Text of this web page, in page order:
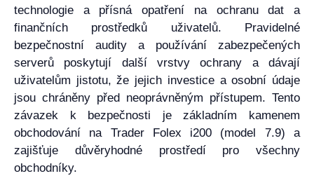
technologie a přísná opatření na ochranu dat a
finančních prostředků uživatelů. Pravidelné
bezpečnostní audity a používání zabezpečených
serverů poskytují další vrstvy ochrany a dávají
uživatelům jistotu, že jejich investice a osobní údaje
jsou chráněny před neoprávněným přístupem. Tento
závazek k bezpečnosti je základním kamenem
obchodování na Trader Folex i200 (model 7.9) a
zajišťuje důvěryhodné prostředí pro všechny
obchodníky.